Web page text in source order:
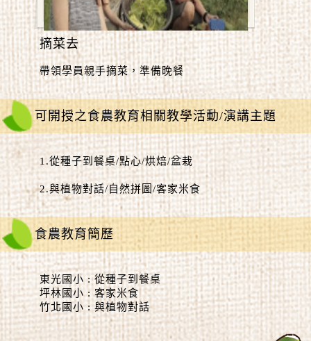
摘菜去
帶領學員親手摘菜，準備晚餐
可開授之食農教育相關教學活動/演講主題
1.從種子到餐桌/點心/烘焙/盆栽
2.與植物對話/自然拼圖/客家米食
食農教育簡歷
東光國小 : 從種子到餐桌
坪林國小 : 客家米食
竹北國小 : 與植物對話